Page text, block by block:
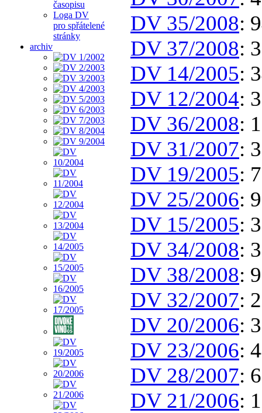
časopisu
Loga DV
pro spřátelené
stránky
archiv
DV 35/2008:
DV 37/2008:
DV 14/2005:
DV 12/2004:
DV 36/2008:
DV 31/2007:
DV 19/2005:
DV 25/2006:
DV 15/2005:
DV 34/2008:
DV 38/2008:
DV 32/2007:
DV 20/2006:
DV 23/2006:
DV 28/2007:
DV 21/2006: